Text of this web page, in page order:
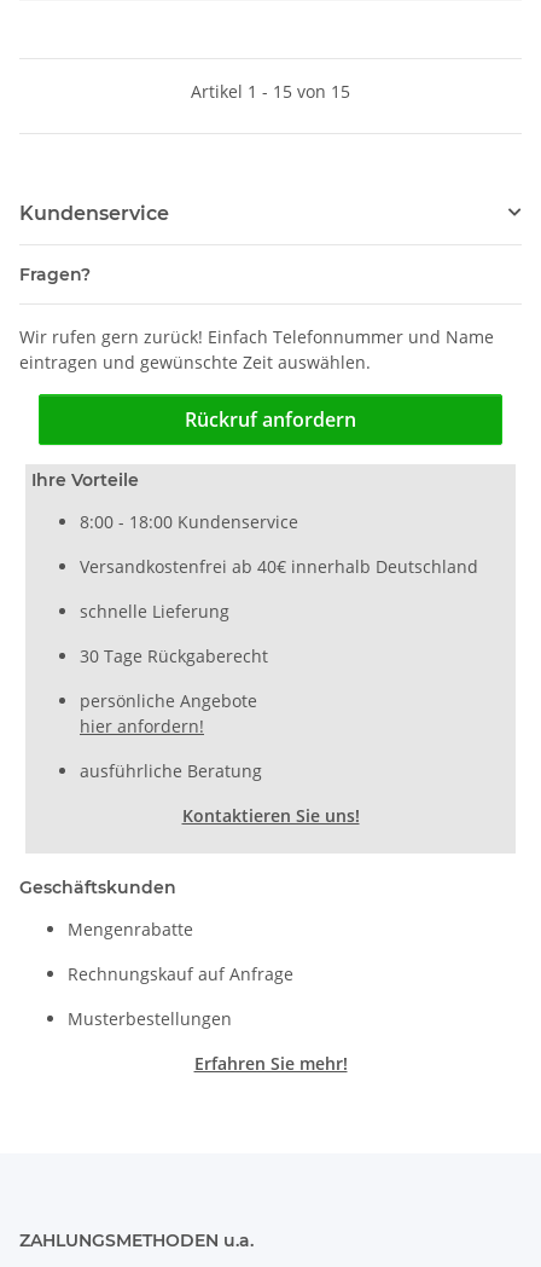
Artikel 1 - 15 von 15
Kundenservice
Fragen?
Wir rufen gern zurück! Einfach Telefonnummer und Name
eintragen und gewünschte Zeit auswählen.
Rückruf anfordern
Ihre Vorteile
8:00 - 18:00 Kundenservice
Versandkostenfrei ab 40€ innerhalb Deutschland
schnelle Lieferung
30 Tage Rückgaberecht
persönliche Angebote
hier anfordern!
ausführliche Beratung
Kontaktieren Sie uns!
Geschäftskunden
Mengenrabatte
Rechnungskauf auf Anfrage
Musterbestellungen
Erfahren Sie mehr!
ZAHLUNGSMETHODEN u.a.